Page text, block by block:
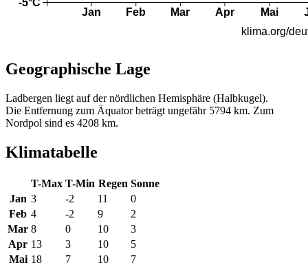
Geographische Lage
Ladbergen liegt auf der nördlichen Hemisphäre (Halbkugel).
Die Entfernung zum Äquator beträgt ungefähr 5794 km. Zum
Nordpol sind es 4208 km.
Klimatabelle
T-Max T-Min Regen Sonne
Jan 3 -2 11
0
Feb 4 -2 9
2
Mar 8 0 10
3
Apr 13 3 10
5
Mai 18 7 10 7